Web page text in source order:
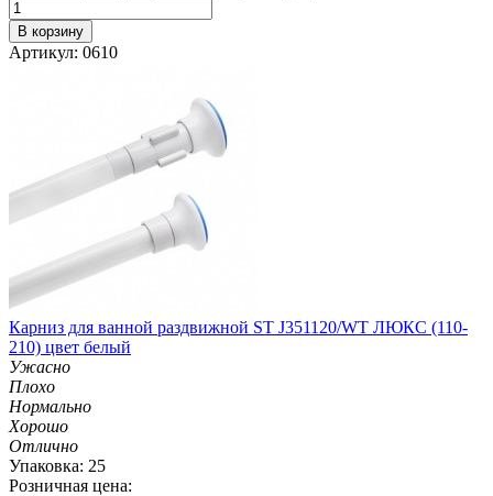
В корзину
Артикул: 0610
Карниз для ванной раздвижной ST J351120/WT ЛЮКС (110-
210) цвет белый
Ужасно
Плохо
Нормально
Хорошо
Отлично
Упаковка: 25
Розничная цена: